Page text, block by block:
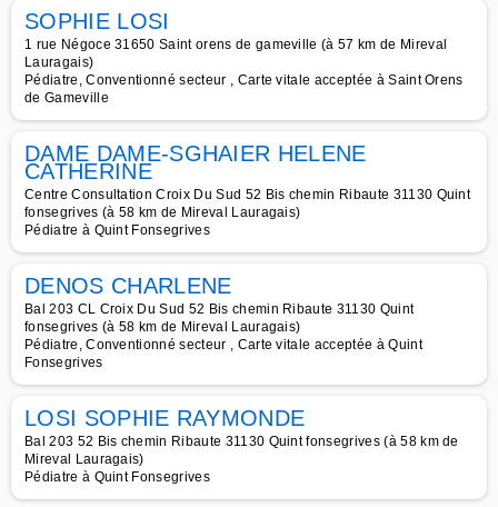
SOPHIE LOSI
1 rue Négoce 31650 Saint orens de gameville (à 57 km de Mireval
Lauragais)
Pédiatre, Conventionné secteur , Carte vitale acceptée à Saint Orens
de Gameville
DAME DAME-SGHAIER HELENE
CATHERINE
Centre Consultation Croix Du Sud 52 Bis chemin Ribaute 31130 Quint
fonsegrives (à 58 km de Mireval Lauragais)
Pédiatre à Quint Fonsegrives
DENOS CHARLENE
Bal 203 CL Croix Du Sud 52 Bis chemin Ribaute 31130 Quint
fonsegrives (à 58 km de Mireval Lauragais)
Pédiatre, Conventionné secteur , Carte vitale acceptée à Quint
Fonsegrives
LOSI SOPHIE RAYMONDE
Bal 203 52 Bis chemin Ribaute 31130 Quint fonsegrives (à 58 km de
Mireval Lauragais)
Pédiatre à Quint Fonsegrives